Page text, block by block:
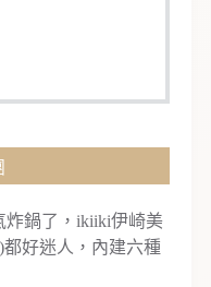
炸鍋了，ikiiki伊崎美
好迷人，內建六種